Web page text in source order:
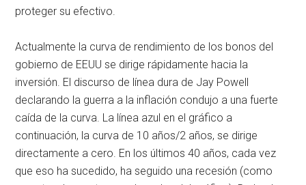
proteger su efectivo.
Actualmente la curva de rendimiento de los bonos del
gobierno de EEUU se dirige rápidamente hacia la
inversión. El discurso de línea dura de Jay Powell
declarando la guerra a la inflación condujo a una fuerte
caída de la curva. La línea azul en el gráfico a
continuación, la curva de 10 años/2 años, se dirige
directamente a cero. En los últimos 40 años, cada vez
que eso ha sucedido, ha seguido una recesión (como